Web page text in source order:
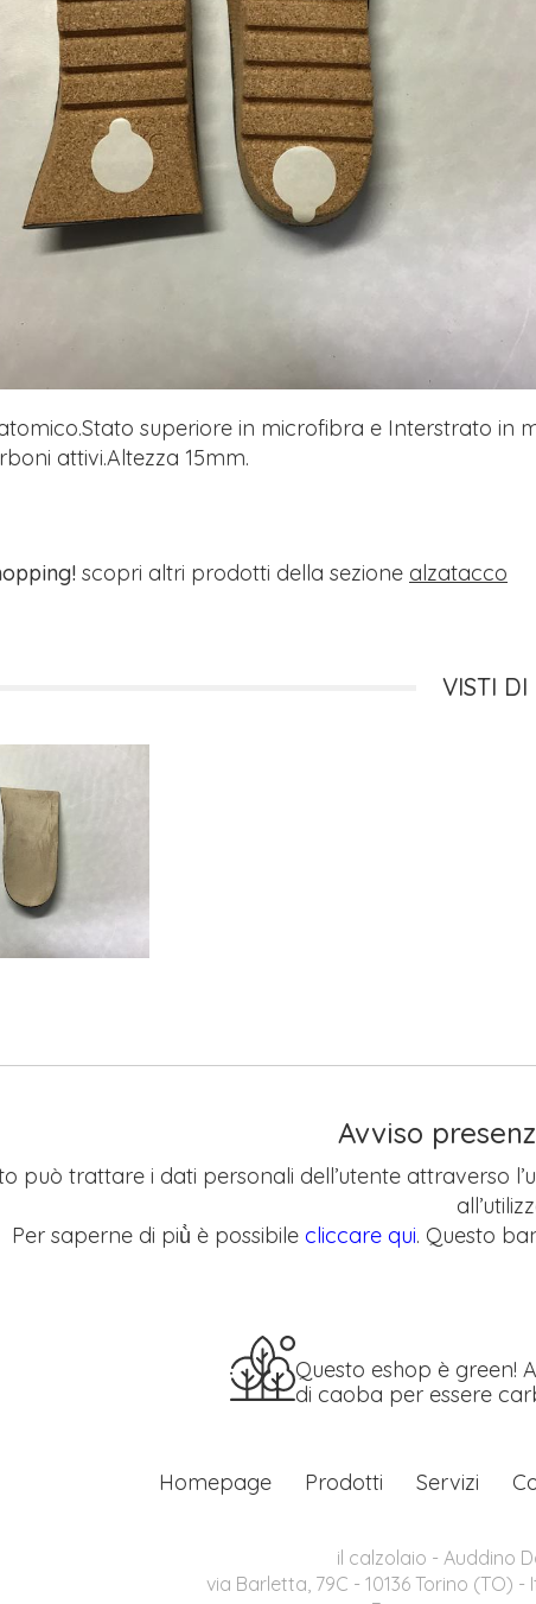
superiore in microfibra e Interstrato in
attivi.Altezza 15mm.
scopri altri prodotti della sezione alzatacco
VISTI DI
Avviso
può trattare i dati personali dell’utente attraverso
Per saperne di più̀ è possibile cliccare qui. Questo
Questo eshop è green!
di caoba per essere
Homepage Prodotti Servizi
il calzolaio - Auddino
via Barletta, 79C - 10136 Torino (TO) -